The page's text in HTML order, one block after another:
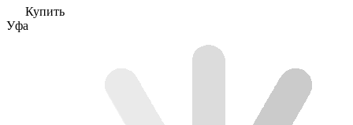
Купить
Уфа